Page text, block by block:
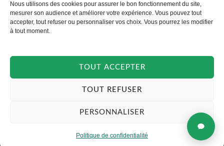
Nous utilisons des cookies pour assurer le bon fonctionnement du site,
mesurer son audience et améliorer votre expérience. Vous pouvez tout
accepter, tout refuser ou personnaliser vos choix. Vous pourrez les modifier
à tout moment.
TOUT ACCEPTER
TOUT REFUSER
PERSONNALISER
Politique de confidentialité
m
a
i
Copyright © 2026 TAKOORI.